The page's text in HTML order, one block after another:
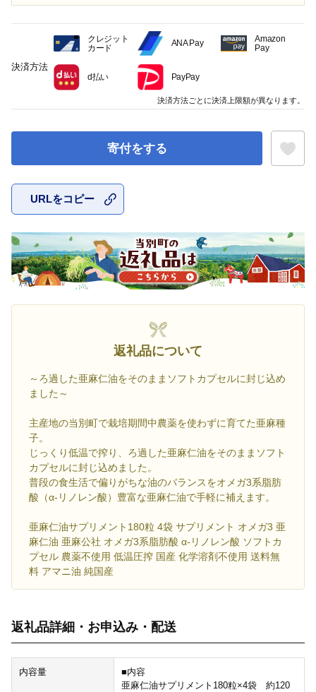
寄付をする
URLをコピー
返礼品について
～ろ過した亜麻仁油をそのままソフトカプセルに封じ込め
ました～
主産地の当別町で栽培期間中農薬を使わずに育てた亜麻種
子。
じっくり低温で搾り、ろ過した亜麻仁油をそのままソフト
カプセルに封じ込めました。
普段の食生活で偏りがちな油のバランスをオメガ3系脂肪
酸（α-リノレン酸）豊富な亜麻仁油で手軽に補えます。
亜麻仁油サプリメント180粒 4袋 サプリメント オメガ3 亜
麻仁油 亜麻公社 オメガ3系脂肪酸 α-リノレン酸 ソフトカ
プセル 農薬不使用 低温圧搾 国産 化学溶剤不使用 送料無
料 アマニ油 純国産
返礼品詳細・お申込み・配送
内容量
■内容
亜麻仁油サプリメント180粒×4袋 約120
決済方法
クレジット
カード
ANA Pay
Amazon
Pay
d払い PayPay
決済方法ごとに決済上限額が異なります。